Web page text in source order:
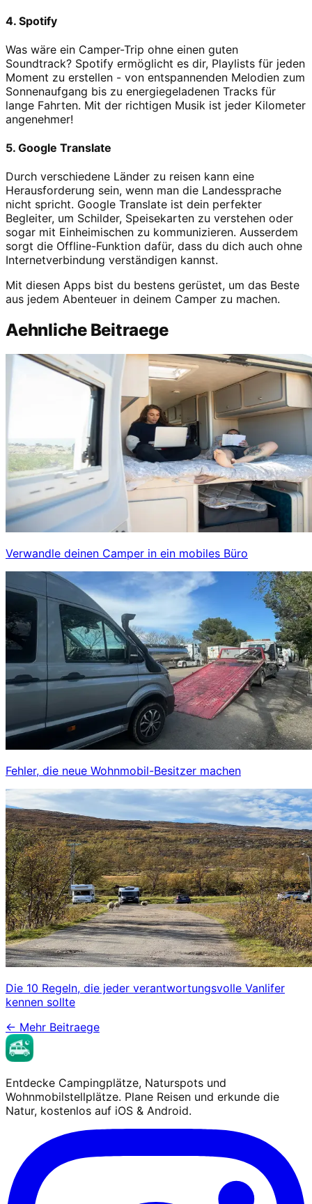
4. Spotify
Was wäre ein Camper-Trip ohne einen guten
Soundtrack? Spotify ermöglicht es dir, Playlists für jeden
Moment zu erstellen - von entspannenden Melodien zum
Sonnenaufgang bis zu energiegeladenen Tracks für
lange Fahrten. Mit der richtigen Musik ist jeder Kilometer
angenehmer!
5. Google Translate
Durch verschiedene Länder zu reisen kann eine
Herausforderung sein, wenn man die Landessprache
nicht spricht. Google Translate ist dein perfekter
Begleiter, um Schilder, Speisekarten zu verstehen oder
sogar mit Einheimischen zu kommunizieren. Ausserdem
sorgt die Offline-Funktion dafür, dass du dich auch ohne
Internetverbindung verständigen kannst.
Mit diesen Apps bist du bestens gerüstet, um das Beste
aus jedem Abenteuer in deinem Camper zu machen.
Aehnliche Beitraege
Verwandle deinen Camper in ein mobiles Büro
Fehler, die neue Wohnmobil-Besitzer machen
Die 10 Regeln, die jeder verantwortungsvolle Vanlifer
kennen sollte
← Mehr Beitraege
Entdecke Campingplätze, Naturspots und
Wohnmobilstellplätze. Plane Reisen und erkunde die
Natur, kostenlos auf iOS & Android.